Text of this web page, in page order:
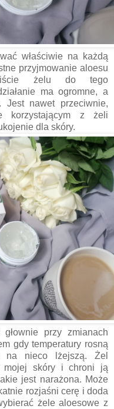
właściwie na każdą
przyjmowanie aloesu
żelu do tego
ma ogromne, a
Jest nawet przeciwnie,
korzystającym z żeli
dla skóry.
przy zmianach
gdy temperatury rosną
na nieco lżejszą. Żel
mojej skóry i chroni ją
jest narażona. Może
rozjaśni cerę i doda
żele aloesowe z